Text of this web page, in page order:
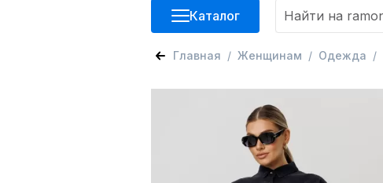
Каталог
Главная Женщинам Одежда